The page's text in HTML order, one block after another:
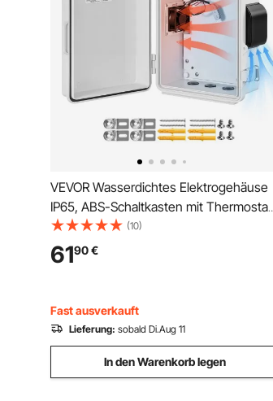
VEVOR Wasserdichtes Elektrogehäuse
IP65, ABS-Schaltkasten mit Thermostat
und Lüfter, Montageplatte und
Kabeldurchführungen, Outdoor-
Anschlusskasten Schaltschrank
(10)
6190€
Fast ausverkauft
Lieferung: sobald Di.Aug 11
In den Warenkorb legen